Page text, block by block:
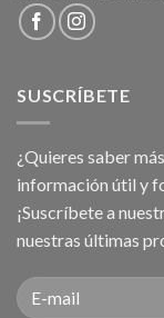
SUSCRÍBETE
¿Quieres saber
información útil y
¡Suscríbete a
nuestras últimas